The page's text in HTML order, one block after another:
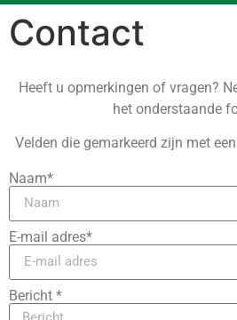
Contact
Heeft u opmerkingen of vragen?
het onderstaande
Velden die gemarkeerd zijn met een
Naam*
E-mail adres*
Bericht *